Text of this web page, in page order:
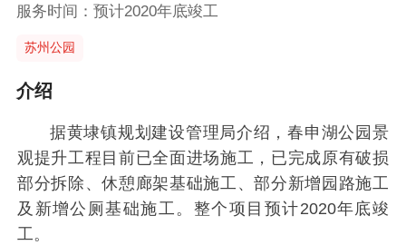
服务时间：预计2020年底竣工
苏州公园
介绍
据黄埭镇规划建设管理局介绍，春申湖公园景
观提升工程目前已全面进场施工，已完成原有破损
部分拆除、休憩廊架基础施工、部分新增园路施工
及新增公厕基础施工。整个项目预计2020年底竣
工。